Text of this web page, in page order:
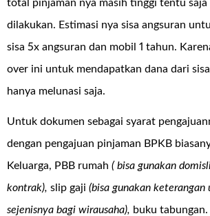
total pinjaman nya masih tinggi tentu saja
dilakukan. Estimasi nya sisa angsuran
sisa 5x angsuran dan mobil 1 tahun.
over ini untuk mendapatkan dana dari
hanya melunasi saja.
Untuk dokumen sebagai syarat
dengan pengajuan pinjaman BPKB
Keluarga, PBB rumah ( bisa gunakan
kontrak), slip gaji (bisa gunakan keterangan
sejenisnya bagi wirausaha), buku tabungan.